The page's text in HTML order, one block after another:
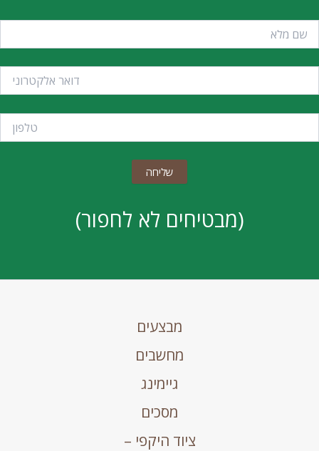
(מבטיחים לא לחפור)
מבצעים
מחשבים
גיימינג
מסכים
ציוד היקפי –